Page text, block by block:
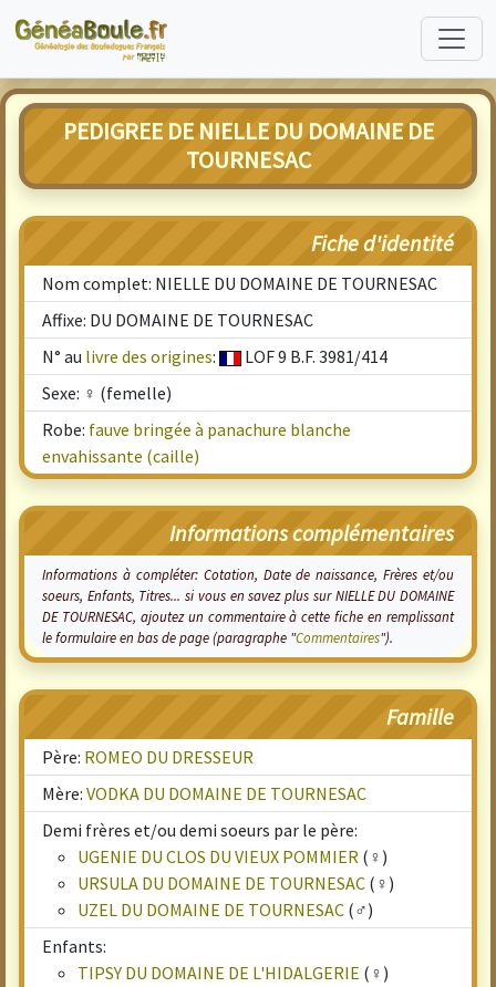
PEDIGREE DE NIELLE DU DOMAINE DE
TOURNESAC
Fiche d'identité
Nom complet: NIELLE DU DOMAINE DE TOURNESAC
Affixe: DU DOMAINE DE TOURNESAC
N° au livre des origines:
LOF 9 B.F. 3981/414
Sexe: ♀ (femelle)
Robe: fauve bringée à panachure blanche
envahissante (caille)
Informations complémentaires
Informations à compléter: Cotation, Date de naissance, Frères et/ou
soeurs, Enfants, Titres... si vous en savez plus sur NIELLE DU DOMAINE
DE TOURNESAC, ajoutez un commentaire à cette fiche en remplissant
le formulaire en bas de page (paragraphe "Commentaires").
Famille
Père: ROMEO DU DRESSEUR
Mère: VODKA DU DOMAINE DE TOURNESAC
Demi frères et/ou demi soeurs par le père:
UGENIE DU CLOS DU VIEUX POMMIER (♀)
URSULA DU DOMAINE DE TOURNESAC (♀)
UZEL DU DOMAINE DE TOURNESAC (♂)
Enfants:
TIPSY DU DOMAINE DE L'HIDALGERIE (♀)